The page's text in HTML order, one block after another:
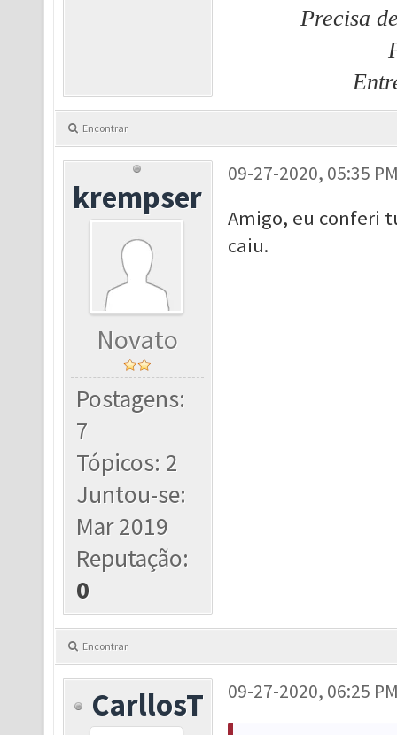
Precisa
Encontrar
krempser
Novato
Postagens:
7
Tópicos: 2
Juntou-se:
Mar 2019
Reputação:
0
09-27-2020, 05:35
Amigo, eu conferi
caiu.
Encontrar
CarllosT 09-27-2020, 06:25